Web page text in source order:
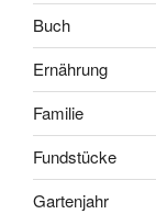
Buch
Ernährung
Familie
Fundstücke
Gartenjahr